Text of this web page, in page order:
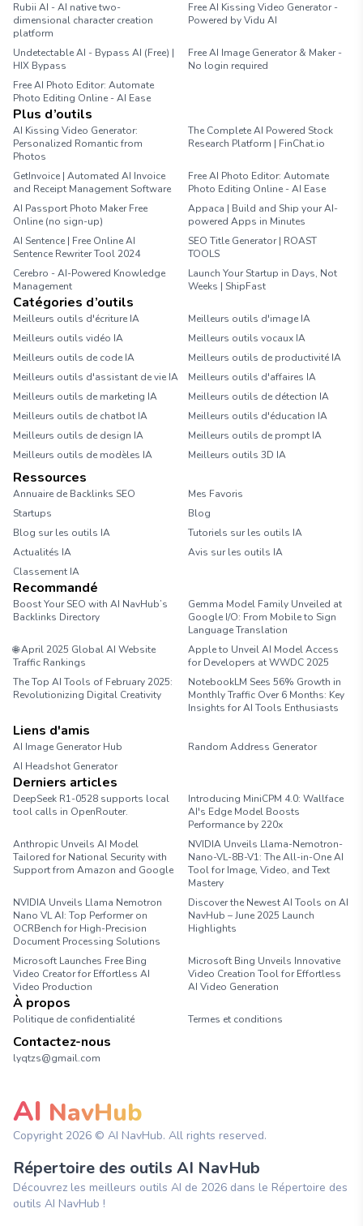
Rubii AI - AI native two-
dimensional character creation
platform
Free AI Kissing Video Generator -
Powered by Vidu AI
Undetectable AI - Bypass AI (Free) |
HIX Bypass
Free AI Image Generator & Maker -
No login required
Free AI Photo Editor: Automate
Photo Editing Online - AI Ease
Plus d’outils
AI Kissing Video Generator:
Personalized Romantic from
Photos
The Complete AI Powered Stock
Research Platform | FinChat.io
GetInvoice | Automated AI Invoice
and Receipt Management Software
Free AI Photo Editor: Automate
Photo Editing Online - AI Ease
AI Passport Photo Maker Free
Online (no sign-up)
Appaca | Build and Ship your AI-
powered Apps in Minutes
AI Sentence | Free Online AI
Sentence Rewriter Tool 2024
SEO Title Generator | ROAST
TOOLS
Cerebro - AI-Powered Knowledge
Management
Launch Your Startup in Days, Not
Weeks | ShipFast
Catégories d’outils
Meilleurs outils d'écriture IA
Meilleurs outils d'image IA
Meilleurs outils vidéo IA
Meilleurs outils vocaux IA
Meilleurs outils de code IA
Meilleurs outils de productivité IA
Meilleurs outils d'assistant de vie IA
Meilleurs outils d'affaires IA
Meilleurs outils de marketing IA
Meilleurs outils de détection IA
Meilleurs outils de chatbot IA
Meilleurs outils d'éducation IA
Meilleurs outils de design IA
Meilleurs outils de prompt IA
Meilleurs outils de modèles IA
Meilleurs outils 3D IA
Ressources
Annuaire de Backlinks SEO
Mes Favoris
Startups
Blog
Blog sur les outils IA
Tutoriels sur les outils IA
Actualités IA
Avis sur les outils IA
Classement IA
Recommandé
Boost Your SEO with AI NavHub’s
Backlinks Directory
Gemma Model Family Unveiled at
Google I/O: From Mobile to Sign
Language Translation
🌐 April 2025 Global AI Website
Traffic Rankings
Apple to Unveil AI Model Access
for Developers at WWDC 2025
The Top AI Tools of February 2025:
Revolutionizing Digital Creativity
NotebookLM Sees 56% Growth in
Monthly Traffic Over 6 Months: Key
Insights for AI Tools Enthusiasts
Liens d'amis
AI Image Generator Hub
Random Address Generator
AI Headshot Generator
Derniers articles
DeepSeek R1-0528 supports local
tool calls in OpenRouter.
Introducing MiniCPM 4.0: Wallface
AI's Edge Model Boosts
Performance by 220x
Anthropic Unveils AI Model
Tailored for National Security with
Support from Amazon and Google
NVIDIA Unveils Llama-Nemotron-
Nano-VL-8B-V1: The All-in-One AI
Tool for Image, Video, and Text
Mastery
NVIDIA Unveils Llama Nemotron
Nano VL AI: Top Performer on
OCRBench for High-Precision
Document Processing Solutions
Discover the Newest AI Tools on AI
NavHub – June 2025 Launch
Highlights
Microsoft Launches Free Bing
Video Creator for Effortless AI
Video Production
Microsoft Bing Unveils Innovative
Video Creation Tool for Effortless
AI Video Generation
À propos
Politique de confidentialité Termes et conditions
Contactez-nous
lyqtzs@gmail.com
AI NavHub
Copyright 2026 © AI NavHub. All rights reserved.
Répertoire des outils AI NavHub
Découvrez les meilleurs outils AI de 2026 dans le Répertoire des
outils AI NavHub !